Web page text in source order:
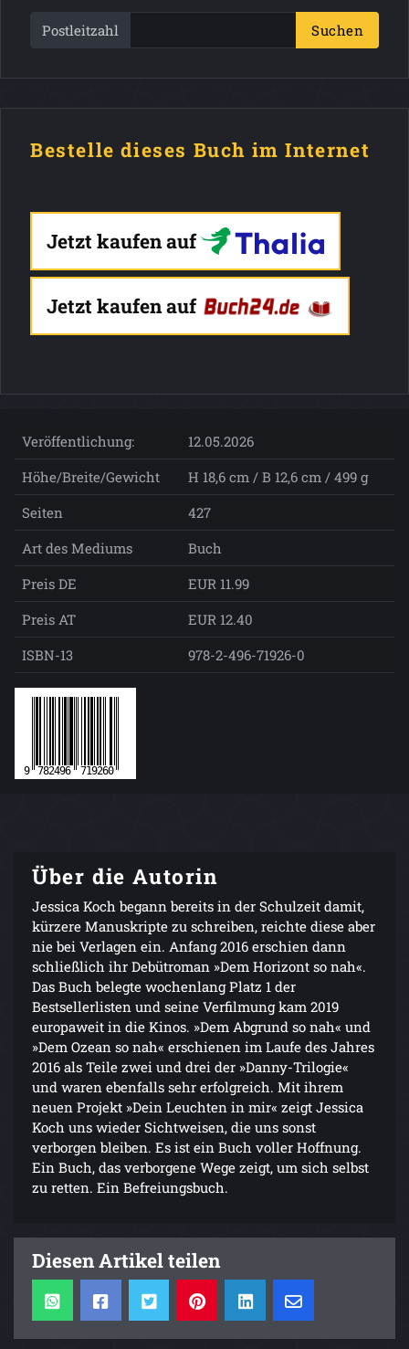
Postleitzahl Suchen
Bestelle dieses Buch im Internet
Jetzt kaufen auf
Jetzt kaufen auf
Veröffentlichung:
12.05.2026
Höhe/Breite/Gewicht
H 18,6 cm / B 12,6 cm / 499 g
Seiten
427
Art des Mediums
Buch
Preis DE
EUR 11.99
Preis AT
EUR 12.40
ISBN-13
978-2-496-71926-0
Über die Autorin
Jessica Koch begann bereits in der Schulzeit damit,
kürzere Manuskripte zu schreiben, reichte diese aber
nie bei Verlagen ein. Anfang 2016 erschien dann
schließlich ihr Debütroman »Dem Horizont so nah«.
Das Buch belegte wochenlang Platz 1 der
Bestsellerlisten und seine Verfilmung kam 2019
europaweit in die Kinos. »Dem Abgrund so nah« und
»Dem Ozean so nah« erschienen im Laufe des Jahres
2016 als Teile zwei und drei der »Danny-Trilogie«
und waren ebenfalls sehr erfolgreich. Mit ihrem
neuen Projekt »Dein Leuchten in mir« zeigt Jessica
Koch uns wieder Sichtweisen, die uns sonst
verborgen bleiben. Es ist ein Buch voller Hoffnung.
Ein Buch, das verborgene Wege zeigt, um sich selbst
zu retten. Ein Befreiungsbuch.
Diesen Artikel teilen